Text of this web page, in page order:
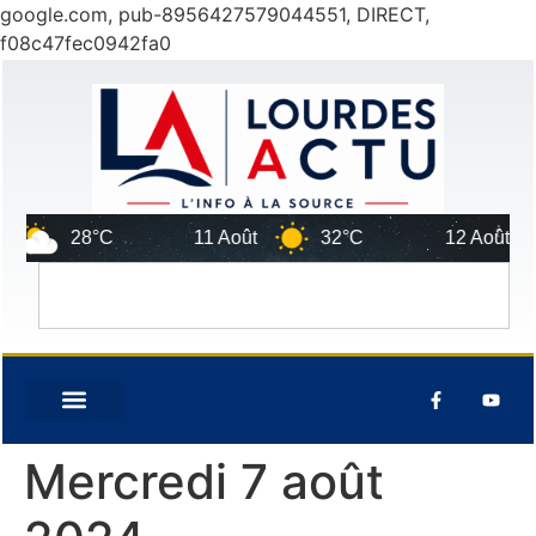
google.com, pub-8956427579044551, DIRECT,
f08c47fec0942fa0
28°C 11 Août 32°C 12 Août
Mercredi 7 août